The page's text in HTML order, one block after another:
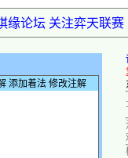
缘论坛 关注弈天联赛